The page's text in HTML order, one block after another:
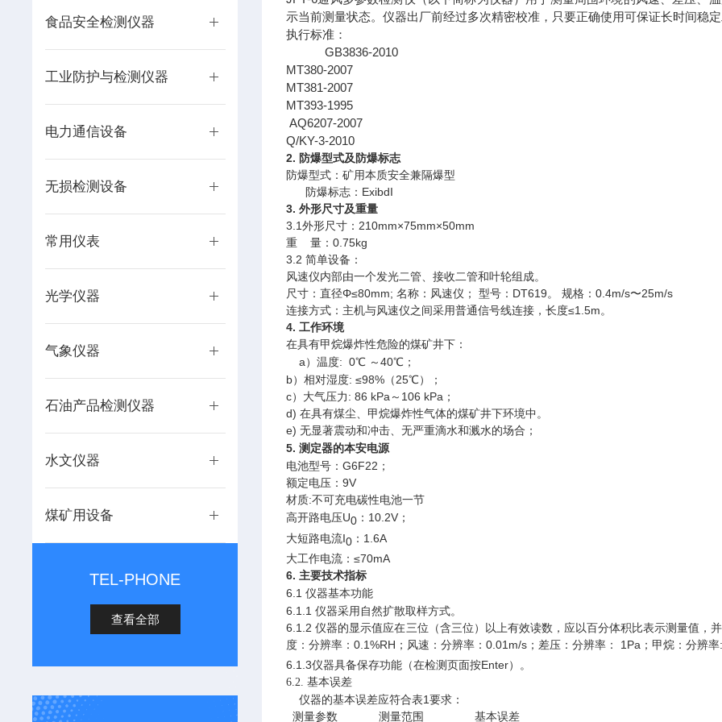
食品安全检测仪器
工业防护与检测仪器
电力通信设备
无损检测设备
常用仪表
光学仪器
气象仪器
石油产品检测仪器
水文仪器
煤矿用设备
TEL-PHONE
查看全部
示当前测量状态。仪器出厂前经过多次精密校准，只要正确使用可保证长时间稳
执行标准：
GB3836-2010
MT380-2007
MT381-2007
MT393-1995
AQ6207-2007
Q/KY-3-2010
2. 防爆型式及防爆标志
防爆型式：矿用本质安全兼隔爆型
防爆标志：ExibdI
3. 外形尺寸及重量
3.1外形尺寸： 210mm×75mm×50mm
重 量：0.75kg
3.2 简单设备：
风速仪内部由一个发光二管、接收二管和叶轮组成。
尺寸：直径Φ≤80mm; 名称：风速仪； 型号： DT619。 规格：0.4m/s〜25m/s
连接方式：主机与风速仪之间采用普通信号线连接，长度≤1.5m。
4.工作环境
在具有甲烷爆炸性危险的煤矿井下：
a）温度: 0℃ ～40℃；
b）相对湿度: ≤98% （25℃）；
c）大气压力: 86 kPa ～ 106 kPa ；
d) 在具有煤尘、甲烷爆炸性气体的煤矿井下环境中。
e) 无显著震动和冲击、无严重滴水和溅水的场合；
5.测定器的本安电源
电池型号：G6F22 ；
额定电压：9V
材质:不可充电碳性电池一节
高开路电压U0 ： 10 2V；
大短路电流I0 ： 1.6A
大工作电流 ：≤70mA
6. 主要技术指标
6.1 仪器基本功能
6.1. 1 仪器采用自然扩散取样方式。
6.1 .2 仪器的显示值应在三位（含三位）以上有效读数，应以百分体积比表示测量值，
度：分辨率：0.1%RH；风速：分辨率：0.01m/s ；差压：分辨率： 1 Pa ；甲烷：分辨率
6.1.3仪器具备保存功能（在检测页面按Enter）。
6.2.基本误差
仪器的基本误差应符合表1要求：
测量参数
测量范围 基本误差